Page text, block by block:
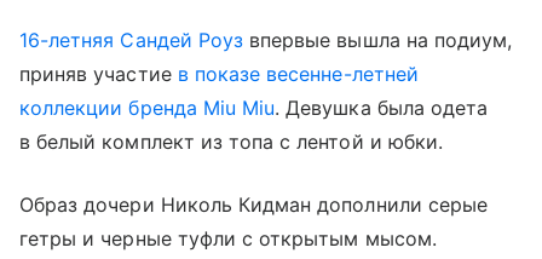
16-летняя Сандей Роуз впервые вышла на подиум,
приняв участие в показе весенне-летней
коллекции бренда Miu Miu. Девушка была одета
в белый комплект из топа с лентой и юбки.
Образ дочери Николь Кидман дополнили серые
гетры и черные туфли с открытым мысом.